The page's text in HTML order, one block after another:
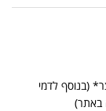
בתוספת של 35 שח למוצר* (בנוסף לדמי
באתר)